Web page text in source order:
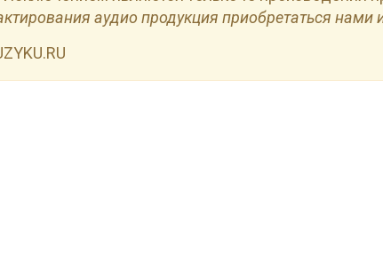
аудио продукция приобретаться нами